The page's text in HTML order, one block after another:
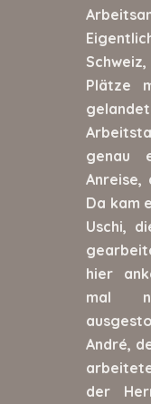
Plätze
genau
Anreise,
Da kam
Uschi,
hier
mal
André,
der